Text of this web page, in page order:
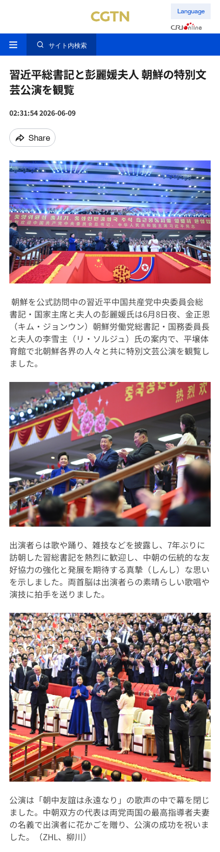
Language
サイト内検索
習近平総書記と彭麗媛夫人 朝鮮の特別文
芸公演を観覧
02:31:54 2026-06-09
Share
朝鮮を公式訪問中の習近平中国共産党中央委員会総
書記・国家主席と夫人の彭麗媛氏は6月8日夜、金正恩
（キム・ジョンウン）朝鮮労働党総書記・国務委員長
と夫人の李雪主（リ・ソルジュ）氏の案内で、平壌体
育館で北朝鮮各界の人々と共に特別文芸公演を観覧し
ました。
出演者らは歌や踊り、雑技などを披露し、7年ぶりに
訪朝した習総書記を熱烈に歓迎し、中朝の伝統的な友
好協力の強化と発展を期待する真摯（しんし）な思い
を示しました。両首脳は出演者らの素晴らしい歌唱や
演技に拍手を送りました。
公演は「朝中友誼は永遠なり」の歌声の中で幕を閉じ
ました。中朝双方の代表は両党両国の最高指導者夫妻
の名義で出演者に花かごを贈り、公演の成功を祝いま
した。（ZHL、柳川）